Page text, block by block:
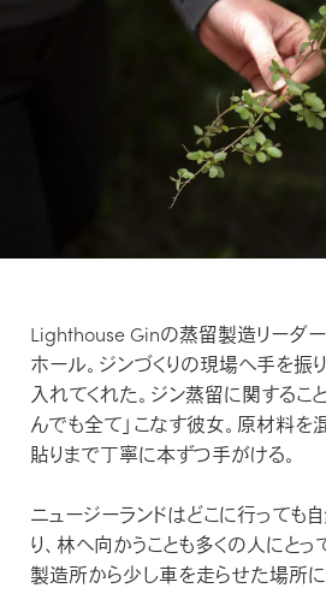
パンツ/ボトムス
アンダーウェア/タイツ
靴下/ソックス
パンツ/スカート/ボトムス
アンダーウェア/タイツ
キャップ/ビーニー/ヘッドバンド
アウターレイヤー
アウトレット
icebreakerの取り組み
ZQ MERINO
ZQメリノ
ブランド紹介動画
THE JOURNAL
NEWS
ニュース
BLOG
HOW TO CARE
Lighthouse Ginの蒸留製造リーダー
ホール。ジンづくりの現場へ手を振
入れてくれた。ジン蒸留に関するこ
んでも全て」こなす彼女。原材料を
貼りまで丁寧に本ずつ手がける。
ニュージーランドはどこに行っても
り、林へ向かうことも多くの人にと
製造所から少し車を走らせた場所